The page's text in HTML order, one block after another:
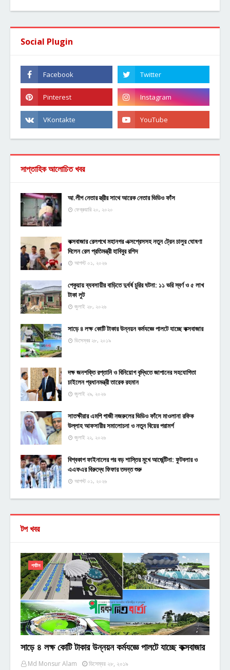
Social Plugin
সাপ্তাহিক আলোচিত খবর
আ.লীগ নেতার স্ত্রীর সাথে আরেক নেতার ভিডিও ফাঁস
ফেব্রুয়ারি ২০, ২০২০
কক্সবাজার রেলপথে মহানগর এক্সপ্রেসসহ নতুন ট্রেন চালুর ঘোষণা
দিলেন রেল প্রতিমন্ত্রী হাবিবুর রশিদ
আগস্ট ০১, ২০২৬
পেকুয়ায় ব্যবসায়ীর বাড়িতে দুর্ধর্ষ চুরির ঘটনা: ১১ ভরি স্বর্ণ ও ৫ লাখ
টাকা লুট
জুলাই ২৮, ২০২৬
সাড়ে ৪ লক্ষ কোটি টাকার উন্নয়ন কর্মযজ্ঞে পালটে যাচ্ছে কক্সবাজার
ডিসেম্বর ২৮, ২০১৯
দক্ষ জনশক্তি রপ্তানি ও বিনিয়োগ বৃদ্ধিতে জাপানের সহযোগিতা
চাইলেন প্রধানমন্ত্রী তারেক রহমান
জুলাই ২৯, ২০২৬
সাতক্ষীরার এমপি গাজী নজরুলের ভিডিও ফাঁসে মাওলানা রফিক
উল্লাহ আফসারীর সমালোচনা ও নতুন বিয়ের পরামর্শ
জুলাই ২২, ২০২৬
বিশ্বকাপ ফাইনালের পর বড় শাস্তির মুখে আর্জেন্টিনা: ফুটবলার ও
এএফএর বিরুদ্ধে ফিফার তদন্ত শুরু
আগস্ট ০১, ২০২৬
টপ খবর
পর্যটন
সাড়ে ৪ লক্ষ কোটি টাকার উন্নয়ন কর্মযজ্ঞে পালটে যাচ্ছে কক্সবাজার
Md Monsur Alam ডিসেম্বর ২৮, ২০১৯